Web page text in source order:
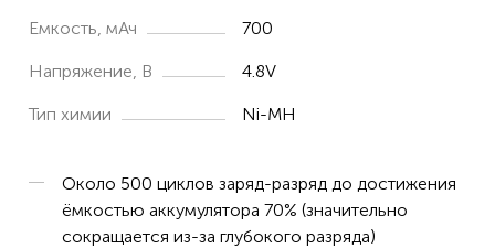
Емкость, мАч 700
Напряжение, В 4.8V
Тип химии Ni-MH
Около 500 циклов заряд-разряд до достижения
ёмкостью аккумулятора 70% (значительно
сокращается из-за глубокого разряда)